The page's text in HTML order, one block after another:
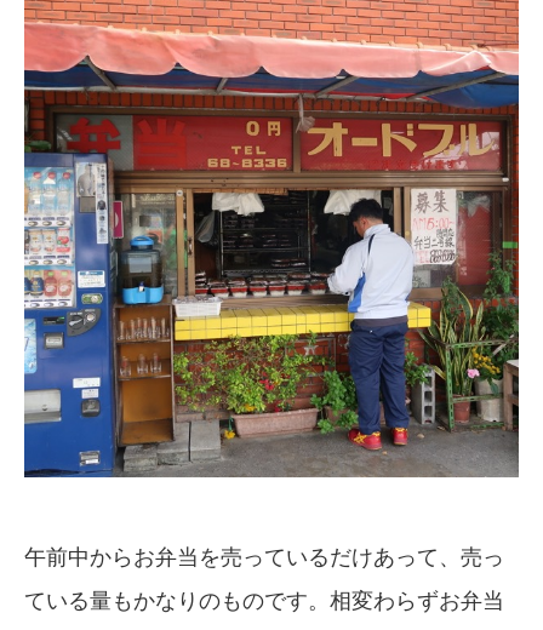
午前中からお弁当を売っているだけあって、売っ
ている量もかなりのものです。相変わらずお弁当